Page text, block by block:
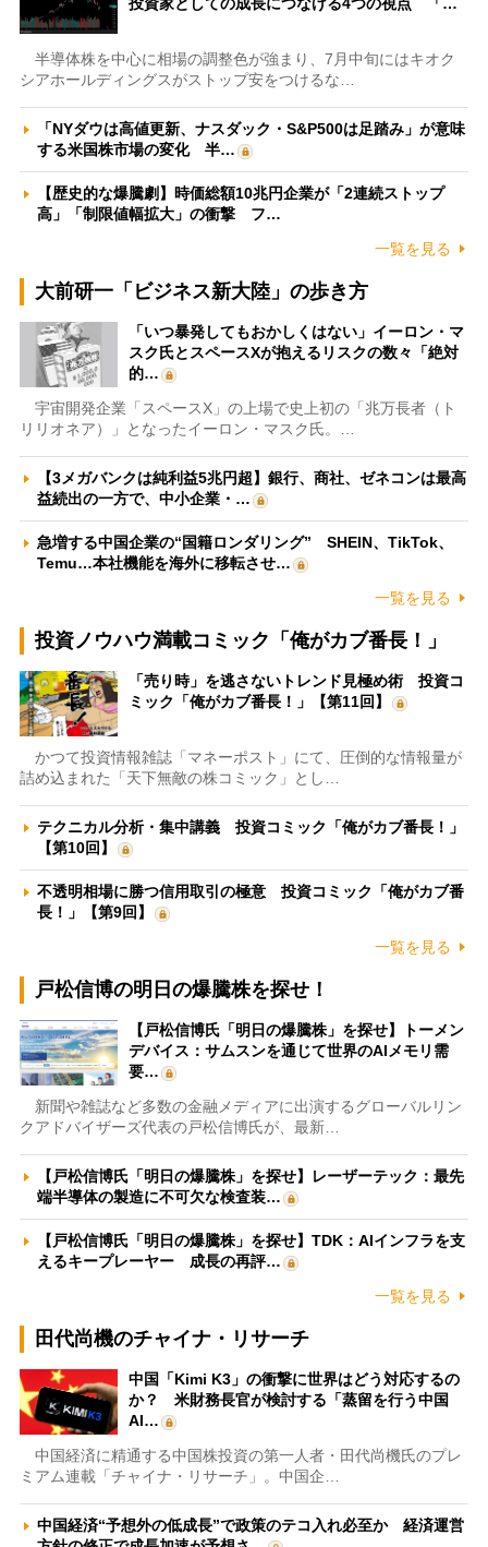
投資家としての成長につなげる4つの視点 「…
半導体株を中心に相場の調整色が強まり、7月中旬にはキオク
シアホールディングスがストップ安をつけるな…
「NYダウは高値更新、ナスダック・S&P500は足踏み」が意味
する米国株市場の変化 半…
【歴史的な爆騰劇】時価総額10兆円企業が「2連続ストップ
高」「制限値幅拡大」の衝撃 フ…
一覧を見る
大前研一「ビジネス新大陸」の歩き方
「いつ暴発してもおかしくはない」イーロン・マ
スク氏とスペースXが抱えるリスクの数々「絶対
的…
宇宙開発企業「スペースX」の上場で史上初の「兆万長者（ト
リリオネア）」となったイーロン・マスク氏。…
【3メガバンクは純利益5兆円超】銀行、商社、ゼネコンは最高
益続出の一方で、中小企業・…
急増する中国企業の“国籍ロンダリング” SHEIN、TikTok、
Temu…本社機能を海外に移転させ…
一覧を見る
投資ノウハウ満載コミック「俺がカブ番長！」
「売り時」を逃さないトレンド見極め術 投資コ
ミック「俺がカブ番長！」【第11回】
かつて投資情報雑誌「マネーポスト」にて、圧倒的な情報量が
詰め込まれた「天下無敵の株コミック」とし…
テクニカル分析・集中講義 投資コミック「俺がカブ番長！」
【第10回】
不透明相場に勝つ信用取引の極意 投資コミック「俺がカブ番
長！」【第9回】
一覧を見る
戸松信博の明日の爆騰株を探せ！
【戸松信博氏「明日の爆騰株」を探せ】トーメン
デバイス：サムスンを通じて世界のAIメモリ需
要…
新聞や雑誌など多数の金融メディアに出演するグローバルリン
クアドバイザーズ代表の戸松信博氏が、最新…
【戸松信博氏「明日の爆騰株」を探せ】レーザーテック：最先
端半導体の製造に不可欠な検査装…
【戸松信博氏「明日の爆騰株」を探せ】TDK：AIインフラを支
えるキープレーヤー 成長の再評…
一覧を見る
田代尚機のチャイナ・リサーチ
中国「Kimi K3」の衝撃に世界はどう対応するの
か？ 米財務長官が検討する「蒸留を行う中国
AI…
中国経済に精通する中国株投資の第一人者・田代尚機氏のプレ
ミアム連載「チャイナ・リサーチ」。中国企…
中国経済“予想外の低成長”で政策のテコ入れ必至か 経済運営